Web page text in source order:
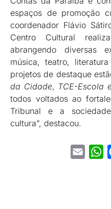
espaços de promoção
coordenador Flávio
Centro Cultural
abrangendo diversas
música, teatro,
projetos de destaque
da Cidade, TCE-Escola
todos voltados ao
Tribunal e a
cultura”, destacou.
Email